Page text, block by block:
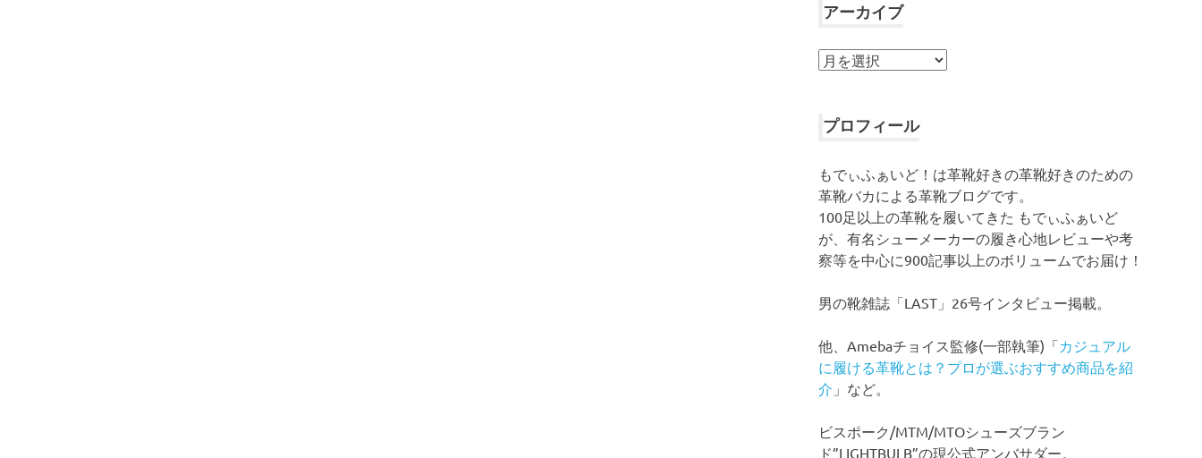
アーカイブ
ア
イ
プロフィール
もでぃふぁいど！は革靴好きの革靴好きのための
革靴バカによる革靴ブログです。
100足以上の革靴を履いてきた もでぃふぁいど
が、有名シューメーカーの履き心地レビューや考
察等を中心に900記事以上のボリュームでお届け！
男の靴雑誌「LAST」26号インタビュー掲載。
他、Amebaチョイス監修(一部執筆)「カジュアル
に履ける革靴とは？プロが選ぶおすすめ商品を紹
介 」など。
ビスポーク/MTM/MTOシューズブラン
ド”LIGHTBULB”の現公式アンバサダー。